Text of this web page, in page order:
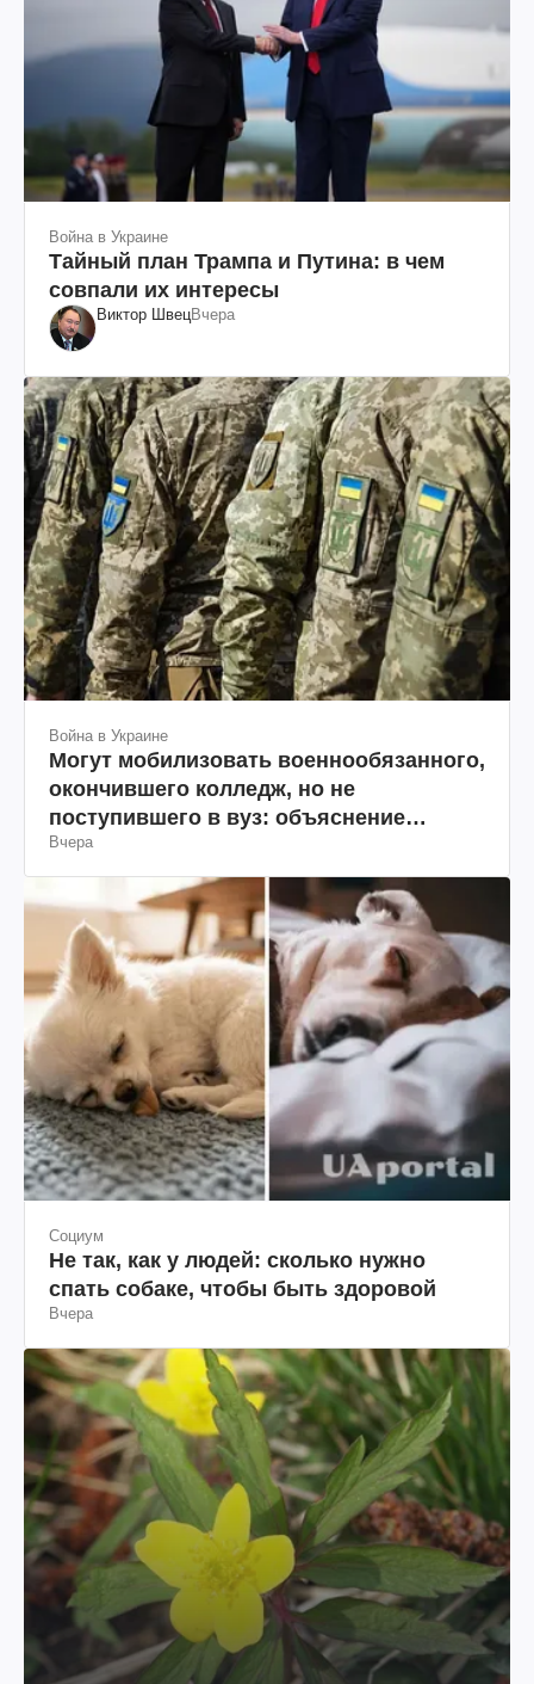
Война в Украине
Тайный план Трампа и Путина: в чем
совпали их интересы
Виктор ШвецВчера
Война в Украине
Могут мобилизовать военнообязанного,
окончившего колледж, но не
поступившего в вуз: объяснение
юриста
Вчера
Социум
Не так, как у людей: сколько нужно
спать собаке, чтобы быть здоровой
Вчера